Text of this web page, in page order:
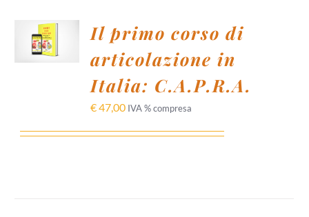
AL
CARRELLO
/
Il primo corso di
articolazione in
Italia: C.A.P.R.A.
€47,00 IVA % compresa